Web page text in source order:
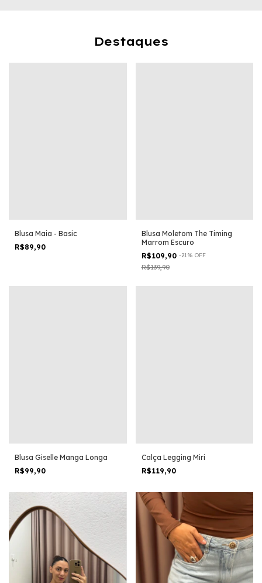
Destaques
Blusa Maia - Basic
R$89,90
Blusa Moletom The Timing
Marrom Escuro
R$109,90 -21% OFF
R$139,90
Blusa Giselle Manga Longa
R$99,90
Calça Legging Miri
R$119,90